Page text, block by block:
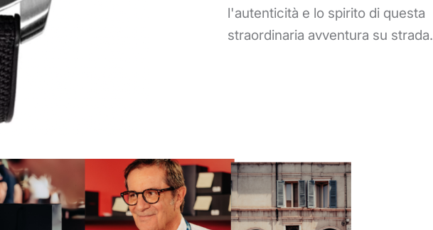
l'autenticità e lo spirito di questa
straordinaria avventura su strada.